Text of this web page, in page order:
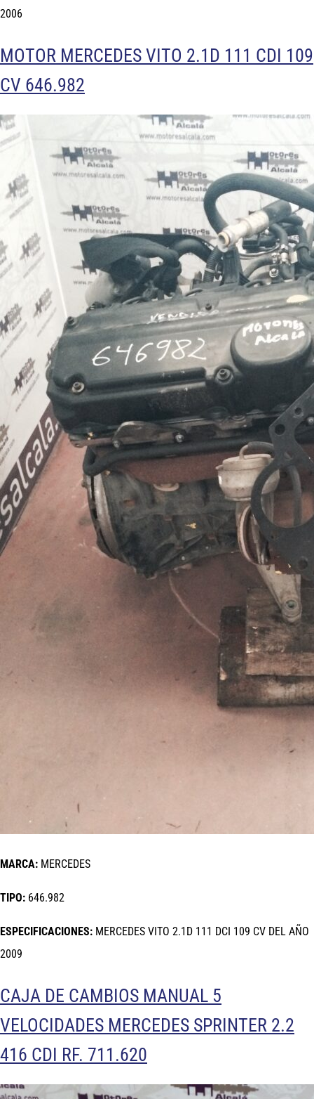
2006
MOTOR MERCEDES VITO 2.1D 111 CDI 109
CV 646.982
MARCA: MERCEDES
TIPO: 646.982
ESPECIFICACIONES: MERCEDES VITO 2.1D 111 DCI 109 CV DEL AÑO
2009
CAJA DE CAMBIOS MANUAL 5
VELOCIDADES MERCEDES SPRINTER 2.2
416 CDI RF. 711.620